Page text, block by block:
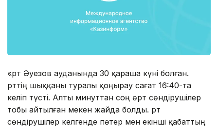
«Өрт Əуезов ауданында 30 қараша күні болған.
Өрттің шыққаны туралы қоңырау сағат 16:40-та
келіп түсті. Алты минуттан соң өрт сөндірушілер
тобы айтылған мекен жайда болды. Өрт
сөндірушілер келгенде пəтер мен екінші қабаттың